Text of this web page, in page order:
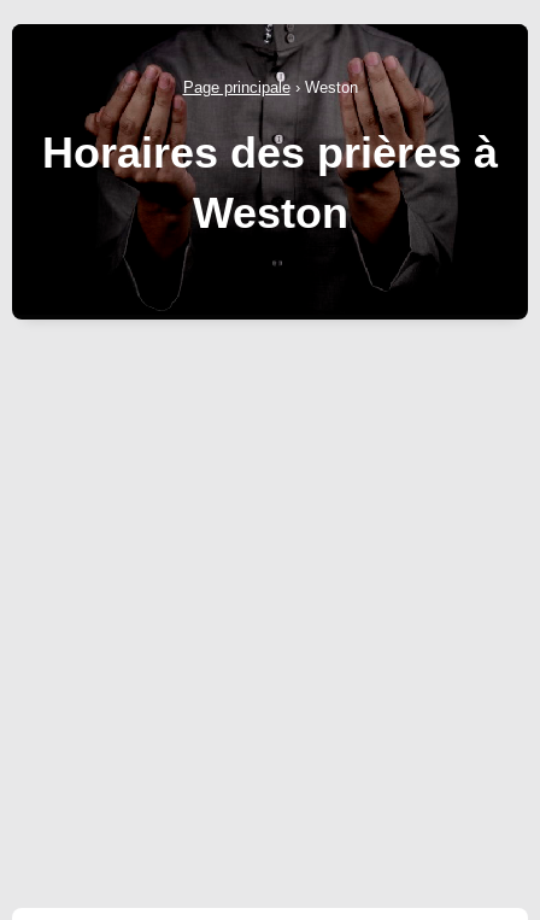
Page principale› Weston
Horaires des prières à
Weston